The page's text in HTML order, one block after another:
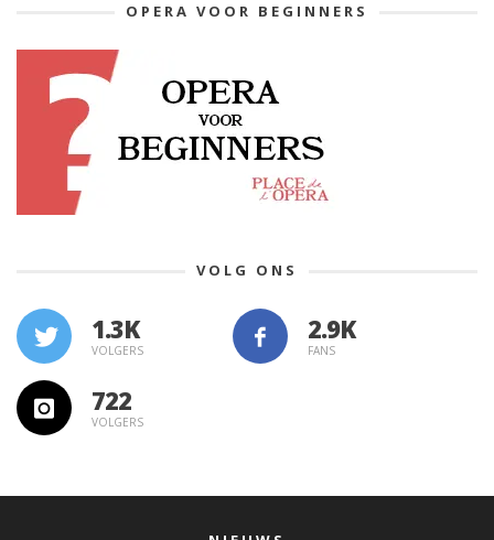
OPERA VOOR BEGINNERS
VOLG ONS
1.3K
VOLGERS FANS
722
VOLGERS